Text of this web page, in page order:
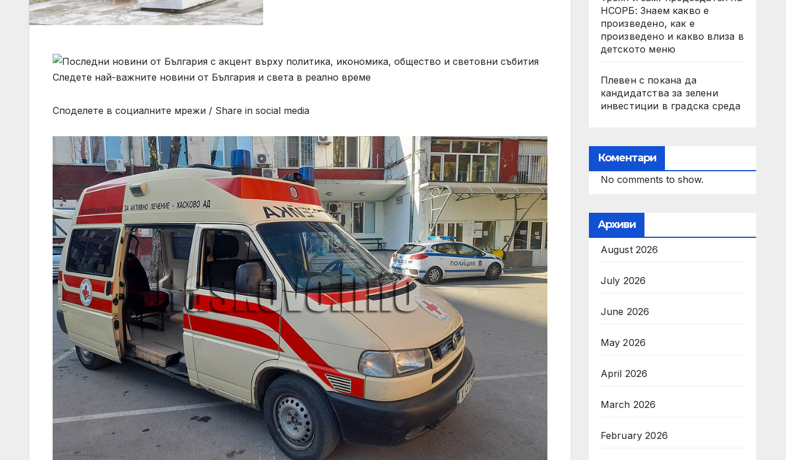
Следете най-важните новини от България и света в реално време
Споделете в социалните мрежи / Share in social media
НСОРБ: Знаем какво е
произведено, как е
произведено и какво влиза в
детското меню
Плевен с покана да
кандидатства за зелени
инвестиции в градска среда
Коментари
No comments to show.
Архиви
August 2026
July 2026
June 2026
May 2026
April 2026
March 2026
February 2026